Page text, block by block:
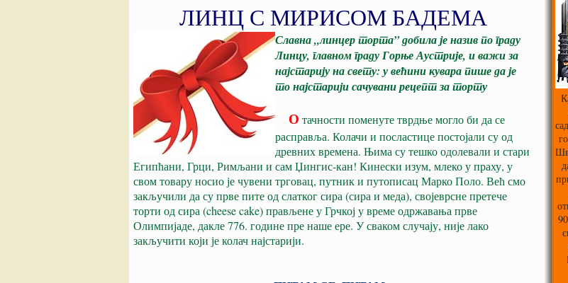
ЛИНЦ С МИРИСОМ БАДЕМА
Славна „линцер торта” добила је назив по граду
Линцу, главном граду Горње Аустрије, и важи за
најстарију на свету: у већини кувара пише да је
то најстарији сачувани рецепт за торту
О тачности поменуте тврдње могло би да се
расправља. Колачи и посластице постојали су од
древних времена. Њима су тешко одолевали и стари
Египћани, Грци, Римљани и сам Џингис-кан! Кинески изум, млеко у праху, у
свом товару носио је чувени трговац, путник и путописац Марко Поло. Већ смо
закључили да су прве пите од слатког сира (сира и меда), својеврсне претече
торти од сира (cheese cake) прављене у Грчкој у време одржавања прве
Олимпијаде, дакле 776. године пре наше ере. У сваком случају, није лако
закључити који је колач најстарији.